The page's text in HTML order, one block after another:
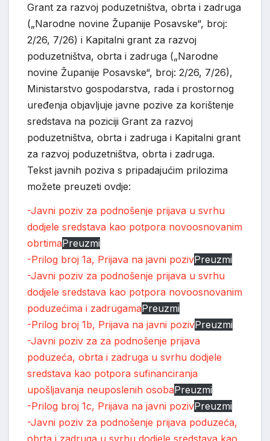
Grant za razvoj poduzetništva, obrta i zadruga
(„Narodne novine Županije Posavske“, broj:
2/26, 7/26) i Kapitalni grant za razvoj
poduzetništva, obrta i zadruga („Narodne
novine Županije Posavske“, broj: 2/26, 7/26),
Ministarstvo gospodarstva, rada i prostornog
uređenja objavljuje javne pozive za korištenje
sredstava na poziciji Grant za razvoj
poduzetništva, obrta i zadruga i Kapitalni grant
za razvoj poduzetništva, obrta i zadruga.
Tekst javnih poziva s pripadajućim prilozima
možete preuzeti ovdje:
-Javni poziv za podnošenje prijava u svrhu
dodjele sredstava kao potpora novoosnovanim
obrtimaPreuzmi
-Prilog broj 1a, Prijava na javni pozivPreuzmi
-Javni poziv za podnošenje prijava u svrhu
dodjele sredstava kao potpora novoosnovanim
poduzećima i zadrugamaPreuzmi
-Prilog broj 1b, Prijava na javni pozivPreuzmi
-Javni poziv za za podnošenje prijava
poduzeća, obrta i zadruga u svrhu dodjele
sredstava kao potpora sufinanciranja
upošljavanja neuposlenih osobaPreuzmi
-Prilog broj 1c, Prijava na javni pozivPreuzmi
-Javni poziv za podnošenje prijava poduzeća,
obrta i zadruga u svrhu dodjele sredstava kao